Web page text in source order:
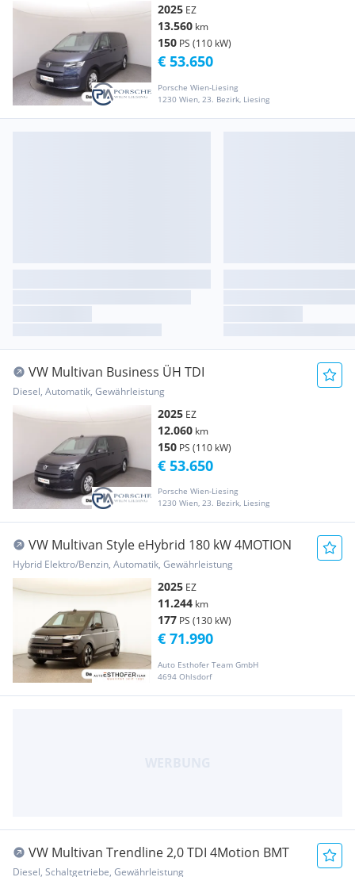
2025 EZ
13.560 km
150 PS (110 kW)
Porsche Wien-Liesing
1230 Wien, 23. Bezirk, Liesing
€ 53.650
VW Multivan Business ÜH TDI
Diesel, Automatik, Gewährleistung
2025 EZ
12.060 km
150 PS (110 kW)
Porsche Wien-Liesing
1230 Wien, 23. Bezirk, Liesing
€ 53.650
VW Multivan Style eHybrid 180 kW 4MOTION
Hybrid Elektro/Benzin, Automatik, Gewährleistung
2025 EZ
11.244 km
177 PS (130 kW)
Auto Esthofer Team GmbH
4694 Ohlsdorf
€ 71.990
VW Multivan Trendline 2,0 TDI 4Motion BMT
Diesel, Schaltgetriebe, Gewährleistung